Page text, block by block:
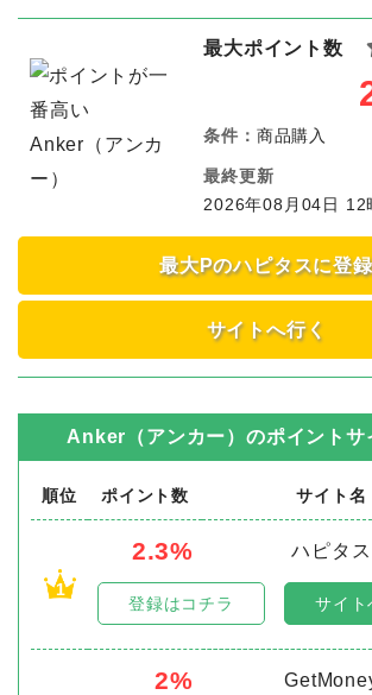
最大ポイント数
条件： 商品購入
最終更新
2026年08月04日 12
最大Pのハピタスに登録
サイトへ行く
Anker（アンカー） のポイントサ
順位 ポイント数 サイト名
1
2.3%
ハピタス
登録はコチラ サイト
2%